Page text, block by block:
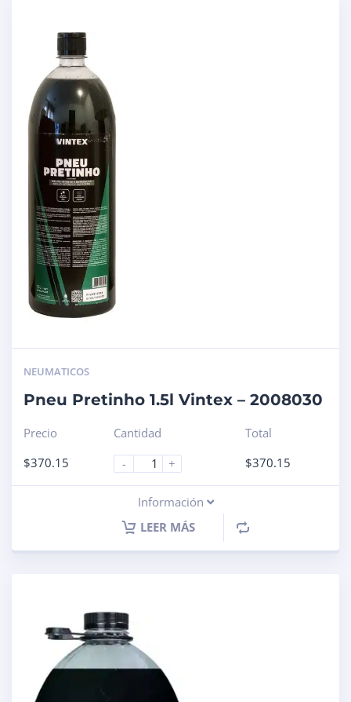
NEUMATICOS
Pneu Pretinho 1.5l Vintex – 2008030
Precio
$370.15
Cantidad
-
+
Total
$370.15
Información
LEER MÁS